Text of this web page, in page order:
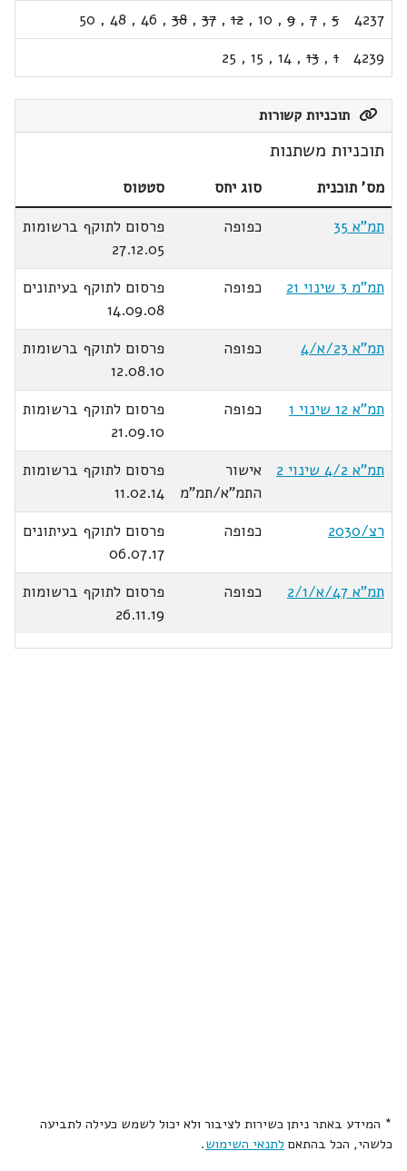
4237
5
,
7
,
9
,
10
,
12
,
37
,
38
,
46
,
48
,
50
4239
1
,
13
,
14
,
15
,
25
תוכניות קשורות
תוכניות משתנות
מס' תוכנית סוג יחס
סטטוס
תמ"א 35
כפופה
פרסום לתוקף ברשומות
27.12.05
תמ"מ 3 שינוי 21
כפופה
פרסום לתוקף בעיתונים
14.09.08
תמ"א 23/א/4
כפופה
פרסום לתוקף ברשומות
12.08.10
תמ"א 12 שינוי 1
כפופה
פרסום לתוקף ברשומות
21.09.10
תמ"א 4/2 שינוי 2
אישור
התמ"א/תמ"מ
פרסום לתוקף ברשומות
11.02.14
רצ/2030
כפופה
פרסום לתוקף בעיתונים
06.07.17
תמ"א 47/א/2/1
כפופה
פרסום לתוקף ברשומות
26.11.19
* המידע באתר ניתן כשירות לציבור ולא יכול לשמש כעילה לתביעה
כלשהי, הכל בהתאם לתנאי השימוש.